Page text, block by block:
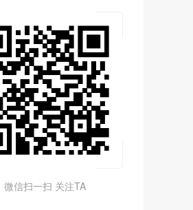
微信扫一扫 关注TA